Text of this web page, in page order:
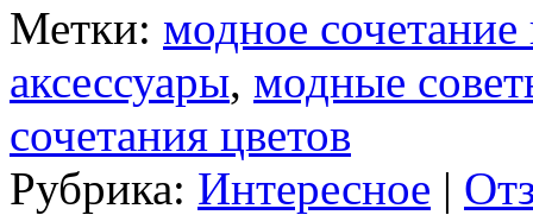
Метки: модное
аксессуары, модные
сочетания цветов
Рубрика: Интересное |